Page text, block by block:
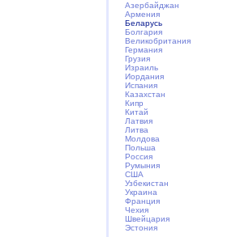
Азербайджан
Армения
Беларусь
Болгария
Великобритания
Германия
Грузия
Израиль
Иордания
Испания
Казахстан
Кипр
Китай
Латвия
Литва
Молдова
Польша
Россия
Румыния
США
Узбекистан
Украина
Франция
Чехия
Швейцария
Эстония